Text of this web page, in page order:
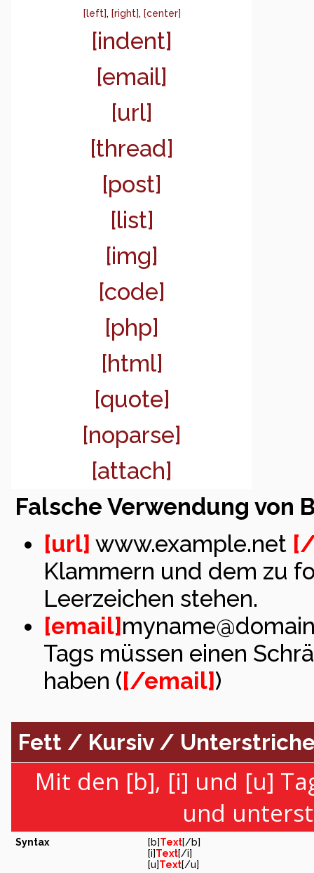
[left], [right], [center]
[indent]
[email]
[url]
[thread]
[post]
[list]
[img]
[code]
[php]
[html]
[quote]
[noparse]
[attach]
Falsche Verwendung von
[url] www.example.net
Klammern und dem zu
Leerzeichen stehen.
[email]
Tags müssen einen
haben ([/email])
Fett / Kursiv /
Mit den [b], [i] und [u]
und
Syntax [b]Text[/b]
[i]Text[/i]
[u]Text[/u]